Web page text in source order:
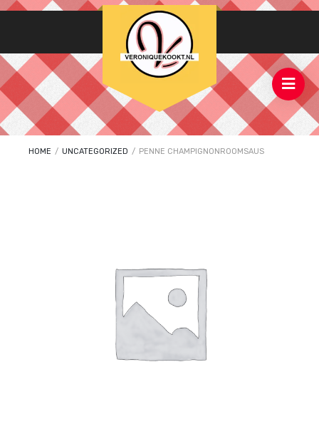
HOME / UNCATEGORIZED / PENNE CHAMPIGNONROOMSAUS